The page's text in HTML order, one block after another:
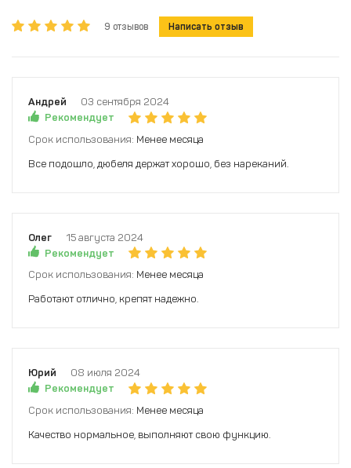
9 отзывов Написать отзыв
Андрей
03 сентября 2024
Рекомендует
Срок использования: Менее месяца
Все подошло, дюбеля держат хорошо, без нареканий.
Олег
15 августа 2024
Рекомендует
Срок использования: Менее месяца
Работают отлично, крепят надежно.
Юрий
08 июля 2024
Рекомендует
Срок использования: Менее месяца
Качество нормальное, выполняют свою функцию.